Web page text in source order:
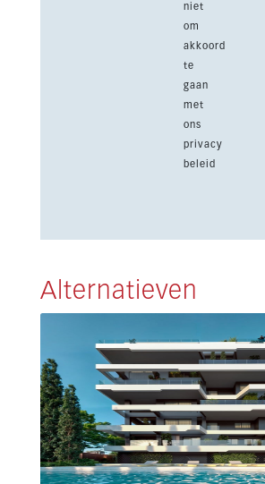
niet
om
akkoord
te
gaan
met
ons
privacy
beleid
Alternatieven